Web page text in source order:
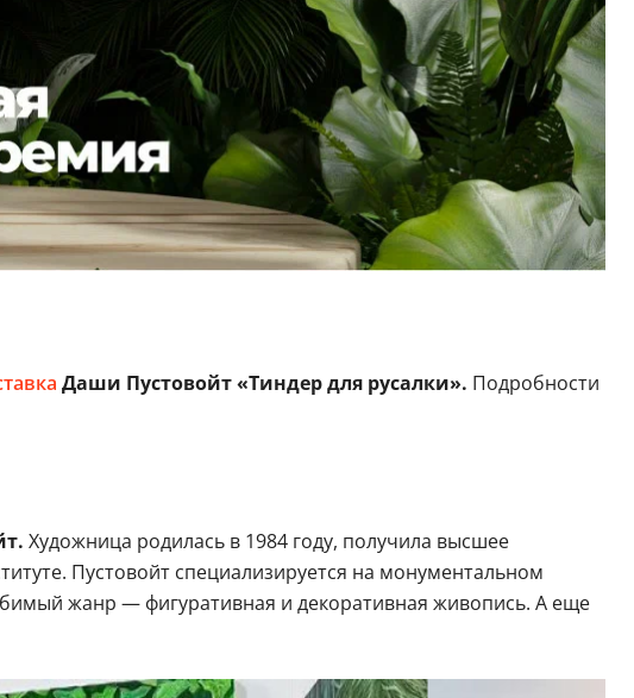
Даши Пустовойт «Тиндер для русалки». Подробности
Художница родилась в 1984 году, получила высшее
Пустовойт специализируется на монументальном
жанр — фигуративная и декоративная живопись. А еще